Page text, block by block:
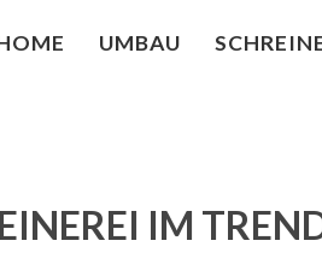
UMBAU
IM